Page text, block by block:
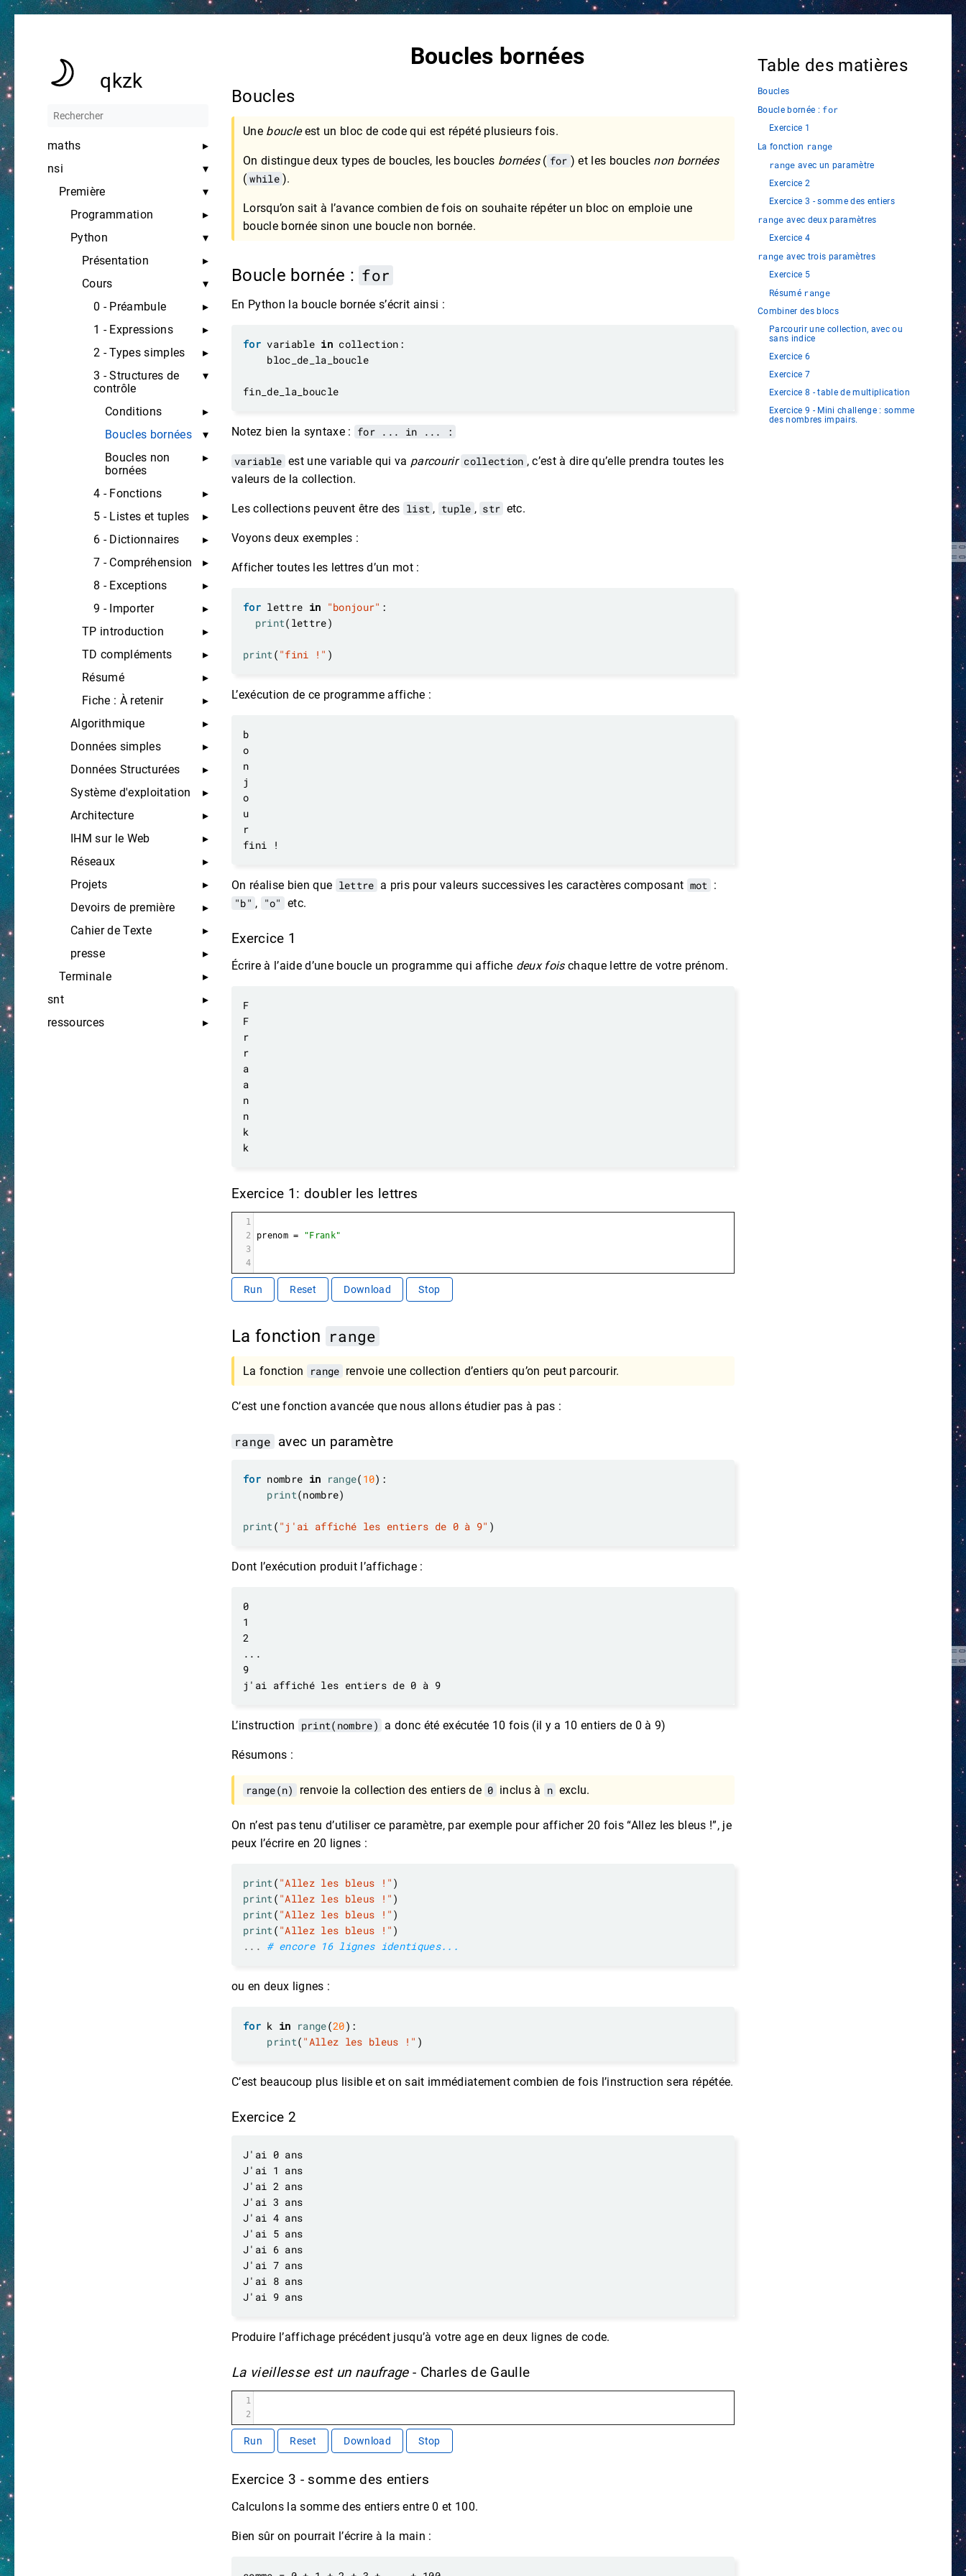
Boucles bornées
qkzk
maths
nsi
Première
Programmation
Python
Présentation
Cours
0 - Préambule
1 - Expressions
2 - Types simples
3 - Structures de
contrôle
Conditions
Boucles bornées
Boucles non
bornées
4 - Fonctions
5 - Listes et tuples
6 - Dictionnaires
7 - Compréhension
8 - Exceptions
9 - Importer
TP introduction
TD compléments
Résumé
Fiche : À retenir
Algorithmique
Données simples
Données Structurées
Système d'exploitation
Architecture
IHM sur le Web
Réseaux
Projets
Devoirs de première
Cahier de Texte
presse
Terminale
snt
ressources
Boucles
Une boucleest un bloc de code qui est répété plusieurs fois.
On distingue deux types de boucles, les boucles bornées( for ) et les boucles non bornées
( while ).
Lorsqu’on sait à l’avance combien de fois on souhaite répéter un bloc on emploie une
boucle bornée sinon une boucle non bornée.
Boucle bornée : for
En Python la boucle bornée s’écrit ainsi :
for variable in
    bloc_de_la_boucle
Notez bien la syntaxe : for ... in ... :
variable est une variable qui va parcourir collection , c’est à dire qu’elle prendra toutes les
valeurs de la collection.
Les collections peuvent être des list , tuple , str etc.
Voyons deux exemples :
Afficher toutes les lettres d’un mot :
for lettre in "bonjour"
print
print( "fini !"
L’exécution de ce programme affiche :
On réalise bien que lettre a pris pour valeurs successives les caractères composant mot :
"b" , "o" etc.
Exercice 1
Écrire à l’aide d’une boucle un programme qui affiche deux foischaque lettre de votre prénom.
Exercice 1: doubler les lettres
1
2
prenom =
"Frank"
3
4
Run Reset Download Stop
La fonction range
La fonction range renvoie une collection d’entiers qu’on peut parcourir.
C’est une fonction avancée que nous allons étudier pas à pas :
range avec un paramètre
for nombre in range( 10
print
print( "j'ai affiché les entiers de 0 à 9"
Dont l’exécution produit l’affichage :
j'ai affiché les entiers de 0 à 9
L’instruction print(nombre) a donc été exécutée 10 fois (il y a 10 entiers de 0 à 9)
Résumons :
range(n) renvoie la collection des entiers de 0 inclus à n exclu.
On n’est pas tenu d’utiliser ce paramètre, par exemple pour afficher 20 fois “Allez les bleus !”, je
peux l’écrire en 20 lignes :
print( "Allez les bleus !"
print( "Allez les bleus !"
print( "Allez les bleus !"
print( "Allez les bleus !"
... # encore 16 lignes identiques...
ou en deux lignes :
for k in range(20
print( "Allez les bleus !"
C’est beaucoup plus lisible et on sait immédiatement combien de fois l’instruction sera répétée.
Exercice 2
Produire l’affichage précédent jusqu’à votre age en deux lignes de code.
La vieillesse est un naufrage- Charles de Gaulle
1
2
Run Reset Download Stop
Exercice 3 - somme des entiers
Calculons la somme des entiers entre 0 et 100.
Bien sûr on pourrait l’écrire à la main :
Table des matières
Boucles
Boucle bornée : for
Exercice 1
La fonction range
range avec un paramètre
Exercice 2
Exercice 3 - somme des entiers
range avec deux paramètres
Exercice 4
range avec trois paramètres
Exercice 5
Résumé range
Combiner des blocs
Parcourir une collection, avec ou
sans indice
Exercice 6
Exercice 7
Exercice 8 - table de multiplication
Exercice 9 - Mini challenge : somme
des nombres impairs.